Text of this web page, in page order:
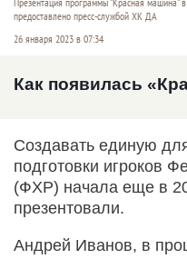
предоставлено пресс-службой ХК ДА
26 января 2023 в 07:34
Как появилась
Создавать единую
подготовки игроков
(ФХР) начала еще в
презентовали.
Андрей Иванов, в